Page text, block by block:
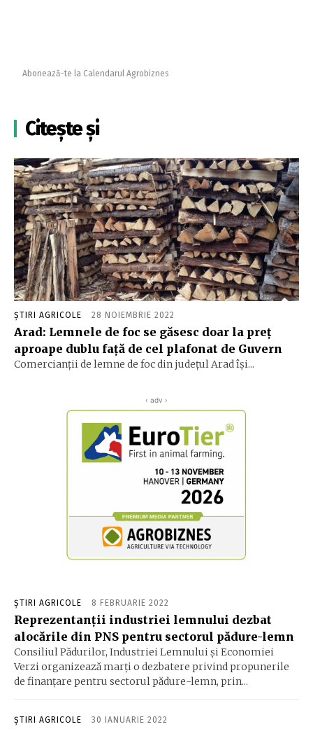
Abonează-te la Calendarul Agrobiznes
Citește și
ȘTIRI AGRICOLE 28 NOIEMBRIE 2022
Arad: Lemnele de foc se găsesc doar la preţ
aproape dublu faţă de cel plafonat de Guvern
Comercianţii de lemne de foc din judeţul Arad îşi...
‹ adv ›
ȘTIRI AGRICOLE 8 FEBRUARIE 2022
Reprezentanţii industriei lemnului dezbat
alocările din PNS pentru sectorul pădure-lemn
Consiliul Pădurilor, Industriei Lemnului şi Economiei
Verzi organizează marţi o dezbatere privind propunerile
de finanţare pentru sectorul pădure-lemn, prin...
ȘTIRI AGRICOLE 30 IANUARIE 2022